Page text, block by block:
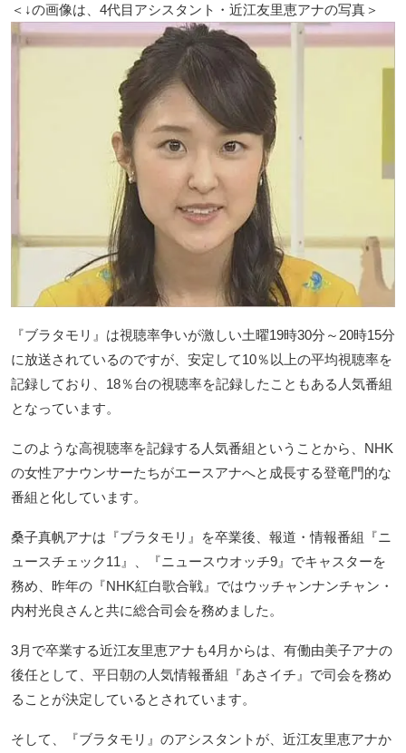
＜↓の画像は、4代目アシスタント・近江友里恵アナの写真＞
『ブラタモリ』は視聴率争いが激しい土曜19時30分～20時15分
に放送されているのですが、安定して10％以上の平均視聴率を
記録しており、18％台の視聴率を記録したこともある人気番組
となっています。
このような高視聴率を記録する人気番組ということから、NHK
の女性アナウンサーたちがエースアナへと成長する登竜門的な
番組と化しています。
桑子真帆アナは『ブラタモリ』を卒業後、報道・情報番組『ニ
ュースチェック11』、『ニュースウオッチ9』でキャスターを
務め、昨年の『NHK紅白歌合戦』ではウッチャンナンチャン・
内村光良さんと共に総合司会を務めました。
3月で卒業する近江友里恵アナも4月からは、有働由美子アナの
後任として、平日朝の人気情報番組『あさイチ』で司会を務め
ることが決定しているとされています。
そして、『ブラタモリ』のアシスタントが、近江友里恵アナか